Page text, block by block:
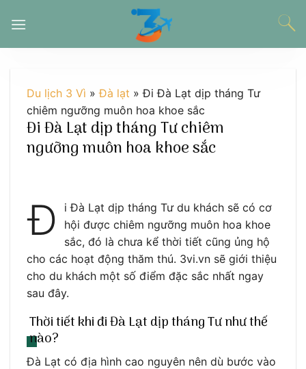
đến
Du lịch 3 Vì »Đà lạt »Đi Đà Lạt dịp tháng Tư
chiêm ngưỡng muôn hoa khoe sắc
Đi Đà Lạt dịp tháng Tư chiêm
ngưỡng muôn hoa khoe sắc
Đ
i Đà Lạt dịp tháng Tư du khách sẽ có cơ
hội được chiêm ngưỡng muôn hoa khoe
sắc, đó là chưa kể thời tiết cũng ủng hộ
cho các hoạt động thăm thú. 3vi.vn sẽ giới thiệu
cho du khách một số điểm đặc sắc nhất ngay
sau đây.
Thời tiết khi đi Đà Lạt dịp tháng Tư như thế
nào?
Đà Lạt có địa hình cao nguyên nên dù bước vào